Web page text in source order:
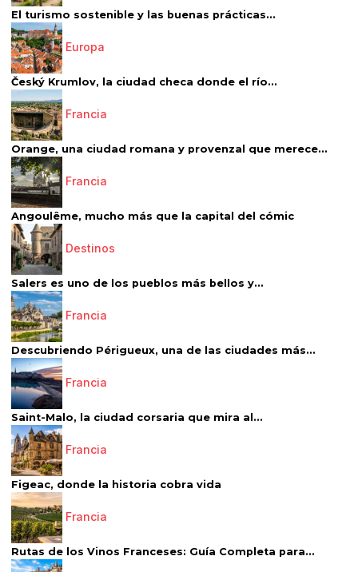
El turismo sostenible y las buenas prácticas...
Europa
Český Krumlov, la ciudad checa donde el río...
Francia
Orange, una ciudad romana y provenzal que merece...
Francia
Angoulême, mucho más que la capital del cómic
Destinos
Salers es uno de los pueblos más bellos y...
Francia
Descubriendo Périgueux, una de las ciudades más...
Francia
Saint-Malo, la ciudad corsaria que mira al...
Francia
Figeac, donde la historia cobra vida
Francia
Rutas de los Vinos Franceses: Guía Completa para...